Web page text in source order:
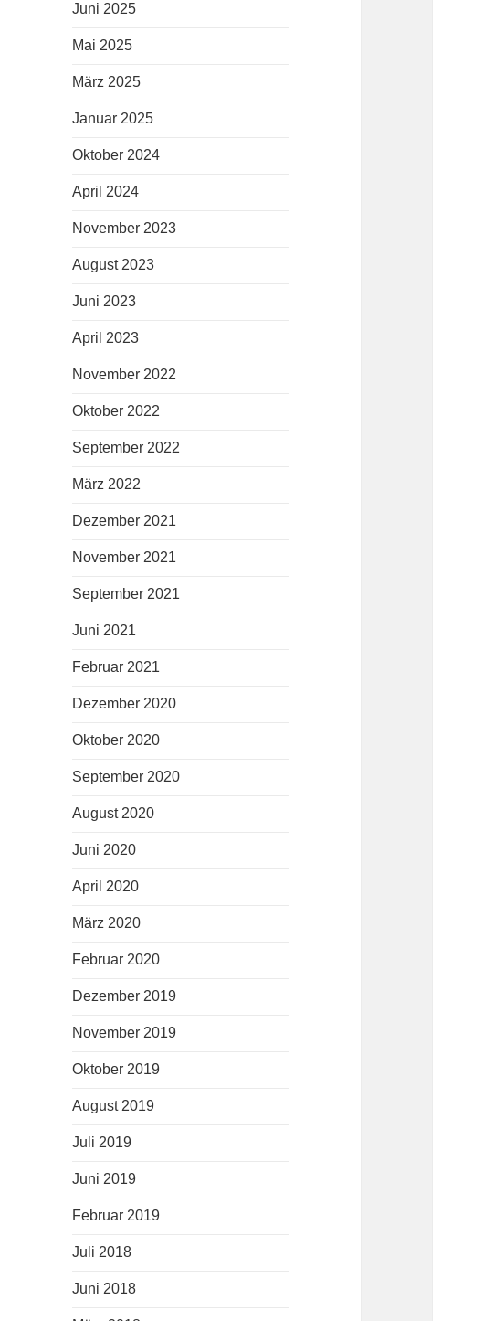
Juni 2025
Mai 2025
März 2025
Januar 2025
Oktober 2024
April 2024
November 2023
August 2023
Juni 2023
April 2023
November 2022
Oktober 2022
September 2022
März 2022
Dezember 2021
November 2021
September 2021
Juni 2021
Februar 2021
Dezember 2020
Oktober 2020
September 2020
August 2020
Juni 2020
April 2020
März 2020
Februar 2020
Dezember 2019
November 2019
Oktober 2019
August 2019
Juli 2019
Juni 2019
Februar 2019
Juli 2018
Juni 2018